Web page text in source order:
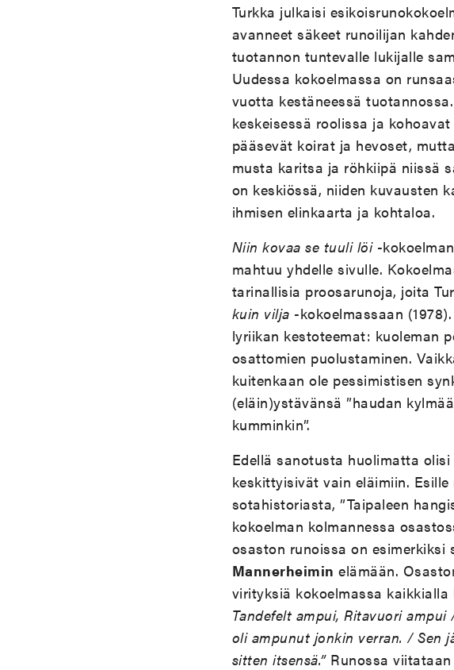
Turkka julkaisi
avanneet säkeet runoilijan
tuotannon tuntevalle lukijalle
Uudessa kokoelmassa on
vuotta kestäneessä
keskeisessä roolissa ja
pääsevät koirat ja hevoset,
musta karitsa ja röhkiipä niissä
on keskiössä, niiden kuvausten
ihmisen elinkaarta ja kohtaloa.
Niin kovaa se tuuli löi-
mahtuu yhdelle sivulle.
tarinallisia proosarunoja, joita
kuin vilja -kokoelmassaan
lyriikan kestoteemat: kuoleman
osattomien puolustaminen.
kuitenkaan ole pessimistisen
(eläin)ystävänsä ”haudan
kumminkin”.
Edellä sanotusta huolimatta
keskittyisivät vain eläimiin.
sotahistoriasta, ”Taipaleen
kokoelman kolmannessa
osaston runoissa on
Mannerheimin elämään.
virityksiä kokoelmassa
Tandefelt ampui, Ritavuori
oli ampunut jonkin verran. / Sen
sitten itsensä.”Runossa viitataan